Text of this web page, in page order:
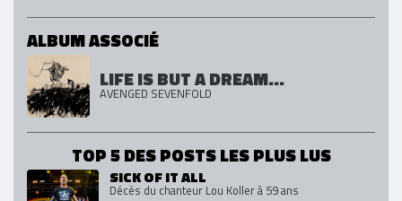
ALBUM ASSOCIÉ
LIFE IS BUT A DREAM...
AVENGED SEVENFOLD
TOP 5 DES POSTS LES PLUS LUS
SICK OF IT ALL
Décès du chanteur Lou Koller à 59 ans